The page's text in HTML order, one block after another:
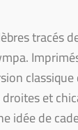
tracés
et
idée de